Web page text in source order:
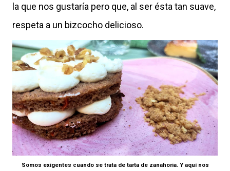
la que nos gustaría pero que, al ser ésta tan suave,
respeta a un bizcocho delicioso.
Somos exigentes cuando se trata de tarta de zanahoria. Y aquí nos